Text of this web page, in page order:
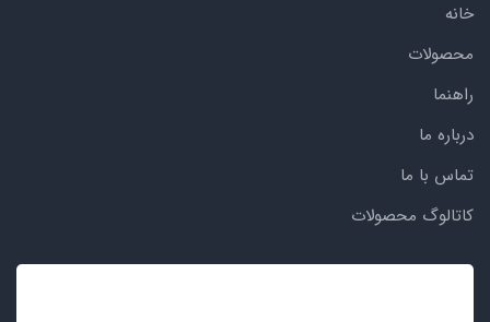
خانه
محصولات
راهنما
درباره ما
تماس با ما
کاتالوگ محصولات